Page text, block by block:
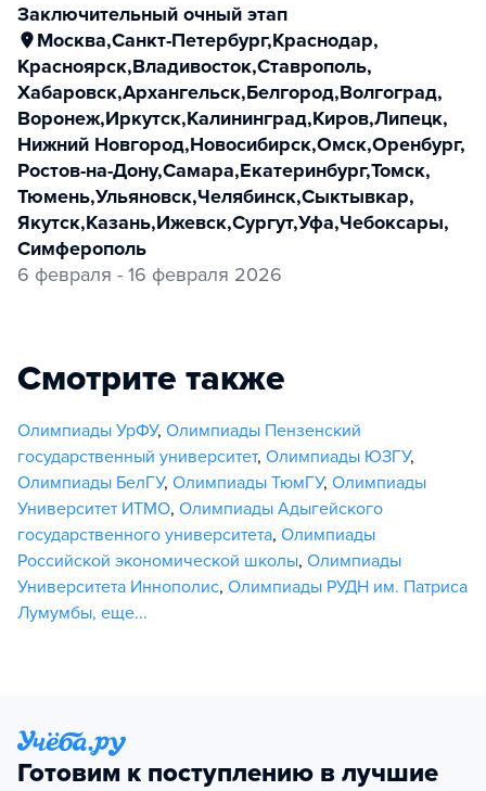
заключительный очный этап
Москва,Санкт-Петербург,Краснодар,
Красноярск,Владивосток,Ставрополь,
Хабаровск,Архангельск,Белгород,Волгоград,
Воронеж,Иркутск,Калининград,Киров,Липецк,
Нижний Новгород,Новосибирск,Омск,Оренбург,
Ростов-на-Дону,Самара,Екатеринбург,Томск,
Тюмень,Ульяновск,Челябинск,Сыктывкар,
Якутск,Казань,Ижевск,Сургут,Уфа,Чебоксары,
Симферополь
6 февраля - 16 февраля 2026
Смотрите также
Олимпиады УрФУ, Олимпиады Пензенский
государственный университет, Олимпиады ЮЗГУ,
Олимпиады БелГУ, Олимпиады ТюмГУ, Олимпиады
Университет ИТМО, Олимпиады Адыгейского
государственного университета, Олимпиады
Российской экономической школы, Олимпиады
Университета Иннополис, Олимпиады РУДН им. Патриса
Лумумбы, еще...
Готовим к поступлению в лучшие